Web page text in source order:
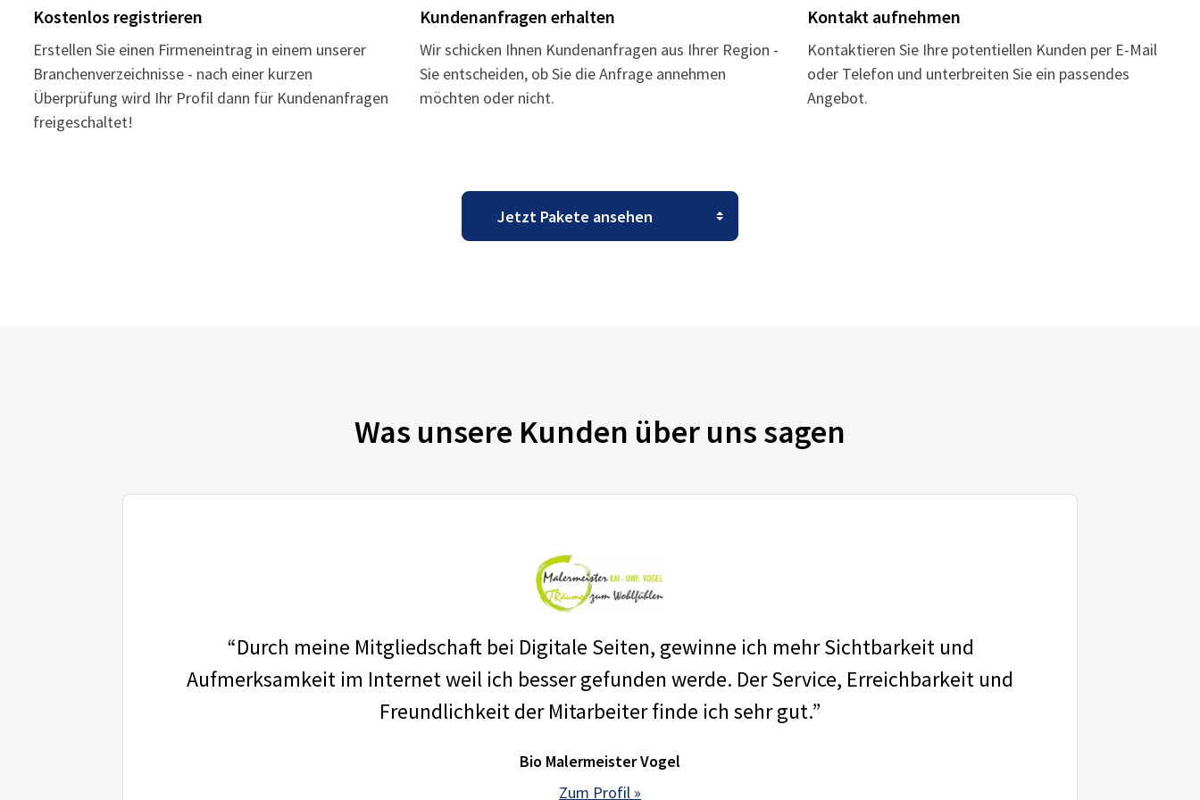
Kostenlos registrieren
Erstellen Sie einen Firmeneintrag in einem unserer
Branchenverzeichnisse - nach einer kurzen
Überprüfung wird Ihr Profil dann für Kundenanfragen
freigeschaltet!
Kundenanfragen erhalten
Wir schicken Ihnen Kundenanfragen aus Ihrer Region -
Sie entscheiden, ob Sie die Anfrage annehmen
möchten oder nicht.
Kontakt aufnehmen
Kontaktieren Sie Ihre potentiellen Kunden per E-Mail
oder Telefon und unterbreiten Sie ein passendes
Angebot.
Was unsere Kunden über uns sagen
“Durch meine Mitgliedschaft bei Digitale Seiten, gewinne ich mehr Sichtbarkeit und
Aufmerksamkeit im Internet weil ich besser gefunden werde. Der Service, Erreichbarkeit und
Freundlichkeit der Mitarbeiter finde ich sehr gut.”
Bio Malermeister Vogel
Zum Profil »